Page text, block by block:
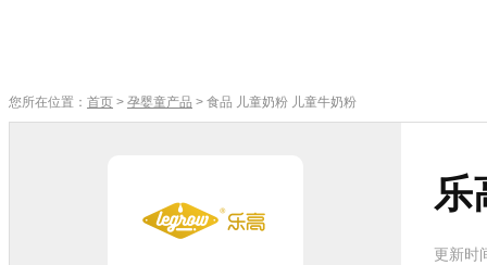
您所在位置： 首页 > 孕婴童产品 > 食品 儿童奶粉 儿童牛奶粉
乐
更新时